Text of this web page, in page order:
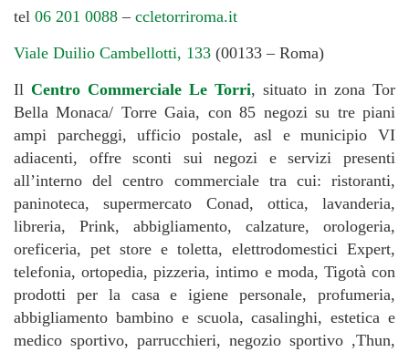
tel 06 201 0088 – ccletorriroma.it
Viale Duilio Cambellotti, 133 (00133 – Roma)
Il Centro Commerciale Le Torri, situato in zona Tor
Bella Monaca/ Torre Gaia, con 85 negozi su tre piani
ampi parcheggi, ufficio postale, asl e municipio VI
adiacenti, offre sconti sui negozi e servizi presenti
all’interno del centro commerciale tra cui: ristoranti,
paninoteca, supermercato Conad, ottica, lavanderia,
libreria, Prink, abbigliamento, calzature, orologeria,
oreficeria, pet store e toletta, elettrodomestici Expert,
telefonia, ortopedia, pizzeria, intimo e moda, Tigotà con
prodotti per la casa e igiene personale, profumeria,
abbigliamento bambino e scuola, casalinghi, estetica e
medico sportivo, parrucchieri, negozio sportivo ,Thun,